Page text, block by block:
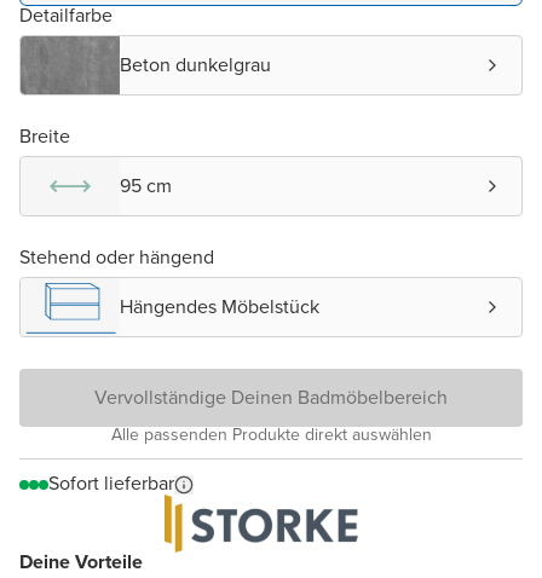
Deine Vorteile
Detailfarbe
Beton dunkelgrau
Breite
95 cm
Stehend oder hängend
Hängendes Möbelstück
Vervollständige Deinen Badmöbelbereich
Alle passenden Produkte direkt auswählen
Sofort lieferbar